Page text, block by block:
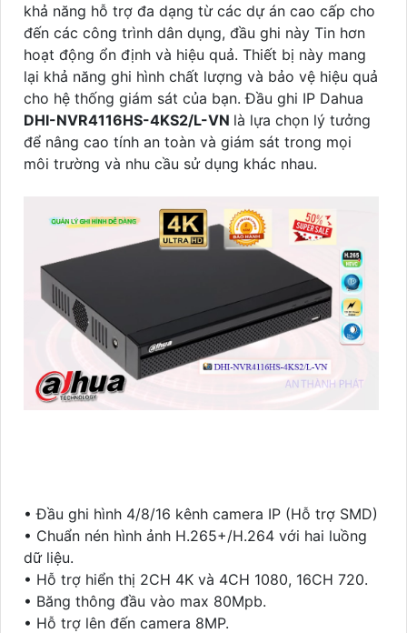
khả năng hỗ trợ đa dạng từ các dự án cao cấp cho
đến các công trình dân dụng, đầu ghi này Tin hơn
hoạt động ổn định và hiệu quả. Thiết bị này mang
lại khả năng ghi hình chất lượng và bảo vệ hiệu quả
cho hệ thống giám sát của bạn. Đầu ghi IP Dahua
DHI-NVR4116HS-4KS2/L-VN là lựa chọn lý tưởng
để nâng cao tính an toàn và giám sát trong mọi
môi trường và nhu cầu sử dụng khác nhau.
• Đầu ghi hình 4/8/16 kênh camera IP (Hỗ trợ SMD)
• Chuẩn nén hình ảnh H.265+/H.264 với hai luồng
dữ liệu.
• Hỗ trợ hiển thị 2CH 4K và 4CH 1080, 16CH 720.
• Băng thông đầu vào max 80Mpb.
• Hỗ trợ lên đến camera 8MP.